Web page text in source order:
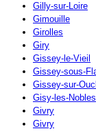
Gilly-sur-Loire
Gimouille
Girolles
Giry
Gissey-le-Vieil
Gissey-sous-
Gissey-sur-
Gisy-les-Nobles
Givry
Givry